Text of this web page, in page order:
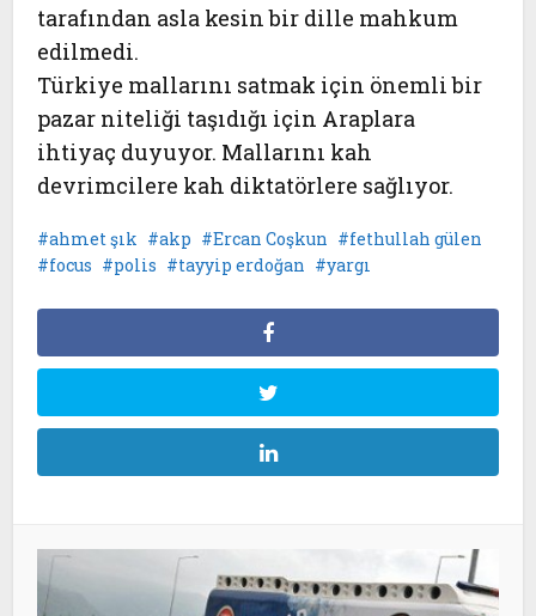
tarafından asla kesin bir dille mahkum
edilmedi.
Türkiye mallarını satmak için önemli bir
pazar niteliği taşıdığı için Araplara
ihtiyaç duyuyor. Mallarını kah
devrimcilere kah diktatörlere sağlıyor.
ahmet şık akp Ercan Coşkun
fethullah gülen
focus
polis tayyip erdoğan yargı